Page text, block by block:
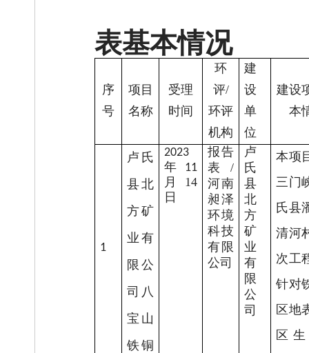
表基本情况
序
号
项目
名称
受理
时间
环
评/
环评
机构
建
设
单
位
建设
本
1
卢氏
县北
方矿
业有
限公
司八
宝山
铁铜
2023
年 11
月 14
日
报告
表 /
河南
昶泽
环境
科技
有限
公司
卢
氏
县
北
方
矿
业
有
限
公
司
本项
三门
氏县
清河
次工
针对
区地
区